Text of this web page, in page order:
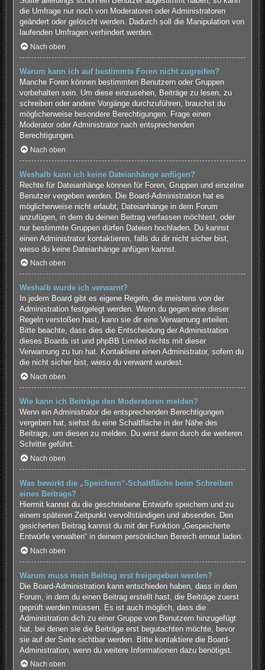
die Umfrage nur noch von Moderatoren oder Administratoren
geändert oder gelöscht werden. Dadurch soll die Manipulation von
laufenden Umfragen verhindert werden.
Nach oben
Warum kann ich auf bestimmte Foren nicht zugreifen?
Manche Foren können bestimmten Benutzern oder Gruppen
vorbehalten sein. Um diese einzusehen, Beiträge zu lesen, zu
schreiben oder andere Vorgänge durchzuführen, brauchst du
möglicherweise besondere Berechtigungen. Frage einen
Moderator oder Administrator nach entsprechenden
Berechtigungen.
Nach oben
Weshalb kann ich keine Dateianhänge anfügen?
Rechte für Dateianhänge können für Foren, Gruppen und einzelne
Benutzer vergeben werden. Die Board-Administration hat es
möglicherweise nicht erlaubt, Dateianhänge in dem Forum
anzufügen, in dem du deinen Beitrag verfassen möchtest, oder
nur bestimmte Gruppen dürfen Dateien hochladen. Du kannst
einen Administrator kontaktieren, falls du dir nicht sicher bist,
wieso du keine Dateianhänge anfügen kannst.
Nach oben
Weshalb wurde ich verwarnt?
In jedem Board gibt es eigene Regeln, die meistens von der
Administration festgelegt werden. Wenn du gegen eine dieser
Regeln verstoßen hast, kann sie dir eine Verwarnung erteilen.
Bitte beachte, dass dies die Entscheidung der Administration
dieses Boards ist und phpBB Limited nichts mit dieser
Verwarnung zu tun hat. Kontaktiere einen Administrator, sofern du
die nicht sicher bist, wieso du verwarnt wurdest.
Nach oben
Wie kann ich Beiträge den Moderatoren melden?
Wenn ein Administrator die entsprechenden Berechtigungen
vergeben hat, siehst du eine Schaltfläche in der Nähe des
Beitrags, um diesen zu melden. Du wirst dann durch die weiteren
Schritte geführt.
Nach oben
Was bewirkt die „Speichern“-Schaltfläche beim Schreiben
eines Beitrags?
Hiermit kannst du die geschriebene Entwürfe speichern und zu
einem späteren Zeitpunkt vervollständigen und absenden. Den
gesicherten Beitrag kannst du mit der Funktion „Gespeicherte
Entwürfe verwalten“ in deinem persönlichen Bereich erneut laden.
Nach oben
Warum muss mein Beitrag erst freigegeben werden?
Die Board-Administration kann entschieden haben, dass in dem
Forum, in dem du einen Beitrag erstellt hast, die Beiträge zuerst
geprüft werden müssen. Es ist auch möglich, dass die
Administration dich zu einer Gruppe von Benutzern hinzugefügt
hat, bei denen sie die Beiträge erst begutachten möchte, bevor
sie auf der Seite sichtbar werden. Bitte kontaktiere die Board-
Administration, wenn du weitere Informationen dazu benötigst.
Nach oben